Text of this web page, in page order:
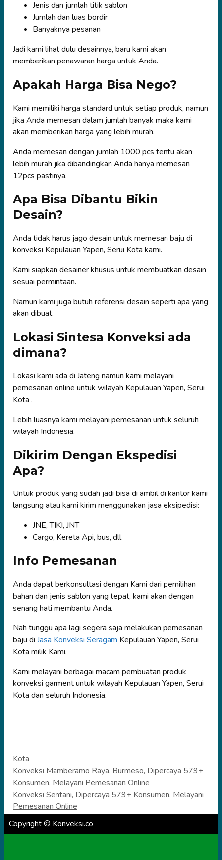
Jenis dan jumlah titik sablon
Jumlah dan luas bordir
Banyaknya pesanan
Jadi kami lihat dulu desainnya, baru kami akan
memberikan penawaran harga untuk Anda.
Apakah Harga Bisa Nego?
Kami memiliki harga standard untuk setiap produk, namun
jika Anda memesan dalam jumlah banyak maka kami
akan memberikan harga yang lebih murah.
Anda memesan dengan jumlah 1000 pcs tentu akan
lebih murah jika dibandingkan Anda hanya memesan
12pcs pastinya.
Apa Bisa Dibantu Bikin
Desain?
Anda tidak harus jago desain untuk memesan baju di
konveksi Kepulauan Yapen, Serui Kota kami.
Kami siapkan desainer khusus untuk membuatkan desain
sesuai permintaan.
Namun kami juga butuh referensi desain seperti apa yang
akan dibuat.
Lokasi Sintesa Konveksi ada
dimana?
Lokasi kami ada di Jateng namun kami melayani
pemesanan online untuk wilayah Kepulauan Yapen, Serui
Kota .
Lebih luasnya kami melayani pemesanan untuk seluruh
wilayah Indonesia.
Dikirim Dengan Ekspedisi
Apa?
Untuk produk yang sudah jadi bisa di ambil di kantor kami
langsung atau kami kirim menggunakan jasa eksipedisi:
JNE, TIKI, JNT
Cargo, Kereta Api, bus, dll
Info Pemesanan
Anda dapat berkonsultasi dengan Kami dari pemilihan
bahan dan jenis sablon yang tepat, kami akan dengan
senang hati membantu Anda.
Nah tunggu apa lagi segera saja melakukan pemesanan
baju di Jasa Konveksi Seragam Kepulauan Yapen, Serui
Kota milik Kami.
Kami melayani berbagai macam pembuatan produk
konveksi garment untuk wilayah Kepulauan Yapen, Serui
Kota dan seluruh Indonesia.
Categories
Kota
Konveksi Mamberamo Raya, Burmeso, Dipercaya 579+
Konsumen, Melayani Pemesanan Online
Konveksi Sentani, Dipercaya 579+ Konsumen, Melayani
Pemesanan Online
Copyright © Konveksi.co